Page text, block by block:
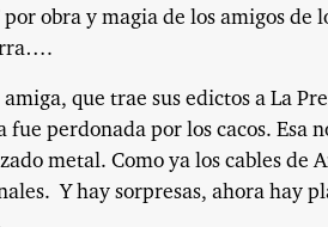
obra y magia de los amigos de
que trae sus edictos a La
perdonada por los cacos. Esa
metal. Como ya los cables de
Y hay sorpresas, ahora hay